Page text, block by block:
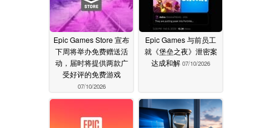
Epic Games Store 宣布
下周将举办免费赠送活
动，届时将提供两款广
受好评的免费游戏
07/10/2026
Epic Games 与前员工
就《堡垒之夜》泄密案
达成和解 07/10/2026